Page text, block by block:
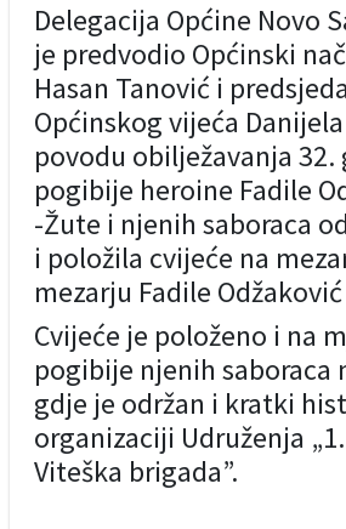
Delegacija Općine Novo
je predvodio Općinski
Hasan Tanović i
Općinskog vijeća
povodu obilježavanja 32.
pogibije heroine Fadile
-Žute i njenih saboraca
i položila cvijeće na
mezarju Fadile
Cvijeće je položeno i na
pogibije njenih saboraca
gdje je održan i kratki
organizaciji Udruženja
Viteška brigada”.